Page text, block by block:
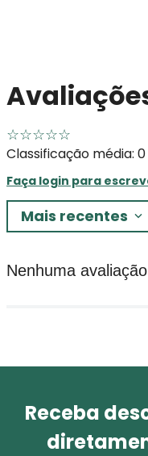
☆☆☆☆☆
Classificação média: 0
Faça login para
Mais recentes
Nenhuma avaliação
Receba